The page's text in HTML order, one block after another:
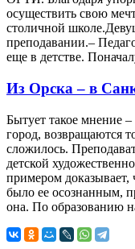
осуществить свою
столичной
преподавании.–
еще в детстве.
Из Орска – в
Бытует такое мнение
город, возвращаются
сложилось.
детской
примером доказывает,
было ее осознанным,
она. По образованию